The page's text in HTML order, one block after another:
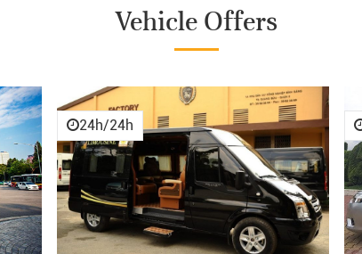
...
Vehicle Offers
24h/24h